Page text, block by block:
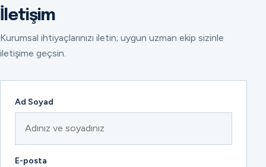
İletişim
Kurumsal ihtiyaçlarınızı iletin; uygun uzman ekip sizinle
iletişime geçsin.
Ad Soyad
E-posta